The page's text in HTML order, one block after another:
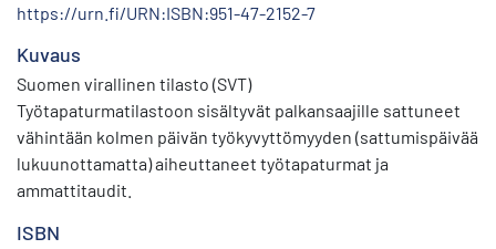
https://urn.fi/URN:ISBN:951-47-2152-7
Kuvaus
Suomen virallinen tilasto (SVT)
Työtapaturmatilastoon sisältyvät palkansaajille sattuneet
vähintään kolmen päivän työkyvyttömyyden (sattumispäivää
lukuunottamatta) aiheuttaneet työtapaturmat ja
ammattitaudit.
ISBN